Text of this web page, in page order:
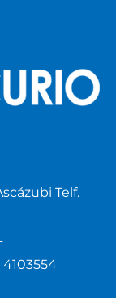
Telf.
4103554